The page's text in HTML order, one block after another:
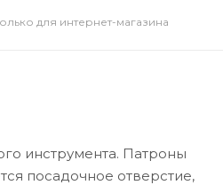
для интернет-магазина
инструмента. Патроны
посадочное отверстие,